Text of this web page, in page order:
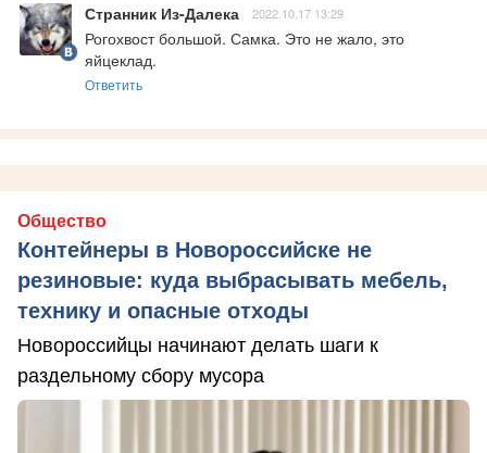
Странник Из-Далека 2022.10.17 13:29
Рогохвост большой. Самка. Это не жало, это
яйцеклад.
Ответить
Общество
Контейнеры в Новороссийске не
резиновые: куда выбрасывать мебель,
технику и опасные отходы
Новороссийцы начинают делать шаги к
раздельному сбору мусора